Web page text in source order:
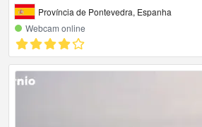
Província de Pontevedra, Espanha
Webcam online